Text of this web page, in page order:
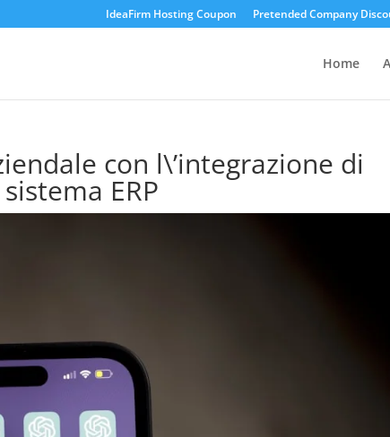
IdeaFirm Hosting Coupon Pretended Company
Home
con l\’integrazione di
ERP